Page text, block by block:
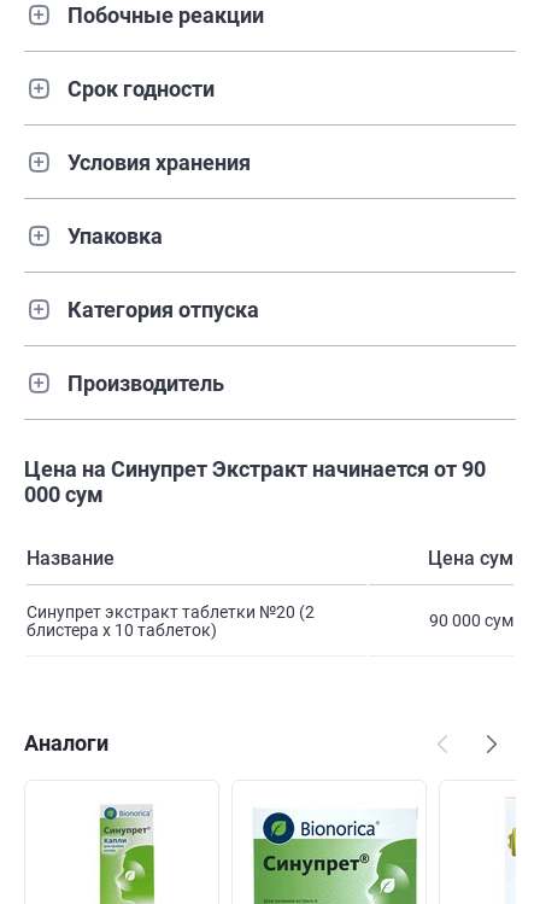
Побочные реакции
Срок годности
Условия хранения
Упаковка
Категория отпуска
Производитель
Цена на Синупрет Экстракт начинается от 90
000 сум
Название Цена сум
Синупрет экстракт таблетки №20 (2
блистера х 10 таблеток)
90 000 сум
Аналоги